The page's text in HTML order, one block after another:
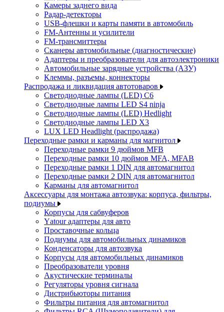
Камеры заднего вида
Радар-детекторы
USB-флешки и карты памяти в автомобиль
FM-Антенны и усилители
FM-трансмиттеры
Сканеры автомобильные (диагностические)
Адаптеры и преобразователи для автоэлектроники
Автомобильные зарядные устройства (АЗУ)
Клеммы, разъемы, коннекторы
Распродажа и ликвидация автотоваров
Светодиодные лампы (LED) C6
Светодиодные лампы LED S4 ninja
Светодиодные лампы (LED) Hedlight
Светодиодные лампы LED X3
LUX LED Headlight (распродажа)
Переходные рамки и карманы для магнитол
Переходные рамки 9 дюймов MFB
Переходные рамки 10 дюймов MFA, MFAB
Переходные рамки 1 DIN для автомагнитол
Переходные рамки 2 DIN для автомагнитол
Карманы для автомагнитол
Аксессуары для монтажа автозвука: корпуса, фильтры,
подиумы
Корпусы для сабвуферов
Yаtour адаптеры для авто
Проставочные кольца
Подиумы для автомобильных динамиков
Конденсаторы для автозвука
Корпусы для автомобильных динамиков
Преобразователи уровня
Акустические терминалы
Регуляторы уровня сигнала
Дистрибьюторы питания
Фильтры питания для автомагнитол